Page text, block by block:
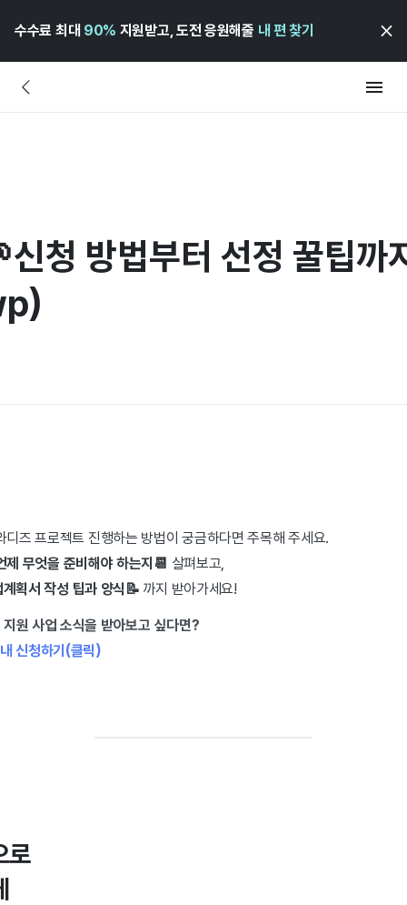
수수료 최대 90% 지원받고, 도전 응원해줄 내 편 찾기
청 방법부터 선정 꿀팁까
디즈 프로젝트 진행하는 방법이 궁금하다면 주목해 주세요.
제 무엇을 준비해야 하는지📆 살펴보고,
계획서 작성 팁과 양식📝 까지 받아가세요!
원 사업 소식을 받아보고 싶다면?
신청하기(클릭)
로